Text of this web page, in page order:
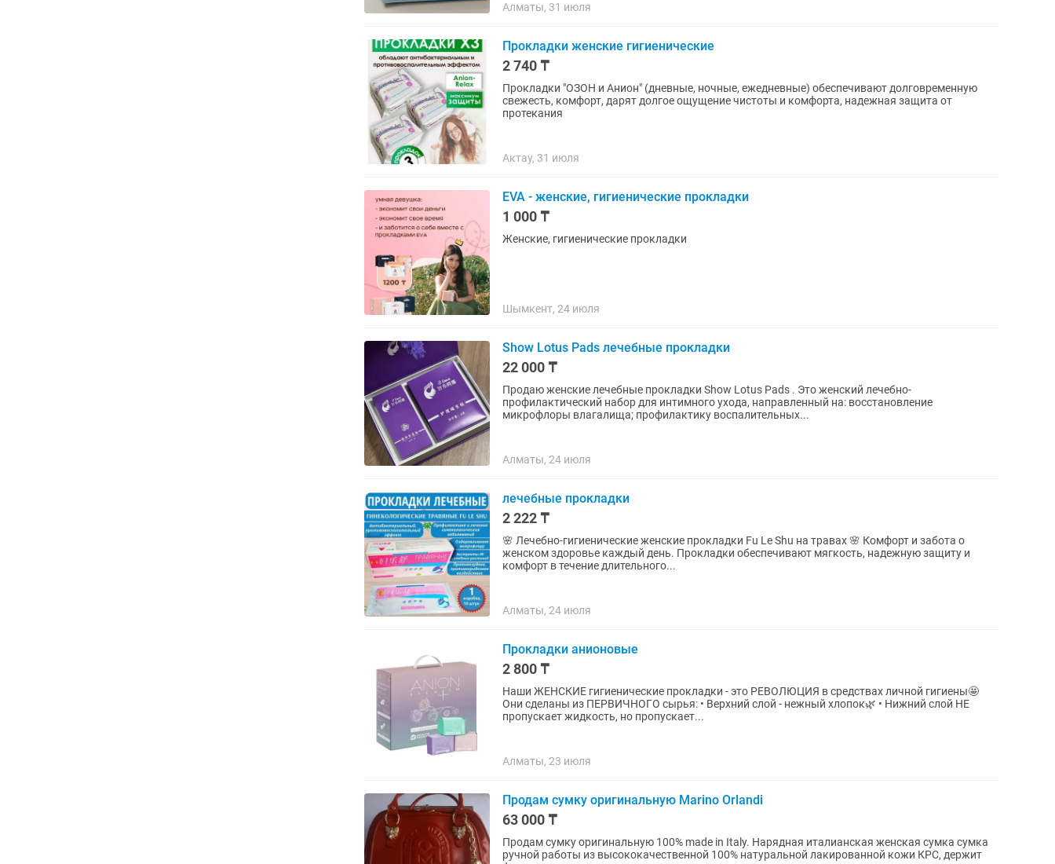
Алматы, 31 июля
Прокладки женские гигиенические
2 740 ₸
Прокладки "ОЗОН и Анион" (дневные, ночные, ежедневные) обеспечивают долговременную
свежесть, комфорт, дарят долгое ощущение чистоты и комфорта, надежная защита от
протекания
Актау, 31 июля
EVA - женские, гигиенические прокладки
1 000 ₸
Женские, гигиенические прокладки
Шымкент, 24 июля
Show Lotus Pads лечебные прокладки
22 000 ₸
Продаю женские лечебные прокладки Show Lotus Pads . Это женский лечебно-
профилактический набор для интимного ухода, направленный на: восстановление
микрофлоры влагалища; профилактику воспалительных...
Алматы, 24 июля
лечебные прокладки
2 222 ₸
🌸 Лечебно-гигиенические женские прокладки Fu Le Shu на травах 🌸 Комфорт и забота о
женском здоровье каждый день. Прокладки обеспечивают мягкость, надежную защиту и
комфорт в течение длительного...
Алматы, 24 июля
Прокладки анионовые
2 800 ₸
Наши ЖЕНСКИЕ гигиенические прокладки - это РЕВОЛЮЦИЯ в средствах личной гигиены🤩
Они сделаны из ПЕРВИЧНОГО сырья: • Верхний слой - нежный хлопок🌿 • Нижний слой НЕ
пропускает жидкость, но пропускает...
Алматы, 23 июля
Продам сумку оригинальную Marino Orlandi
63 000 ₸
Продам сумку оригинальную 100% made in Italy. Нарядная италианская женская сумка сумка
ручной работы из высококачественной 100% натуральной лакированной кожи КРС, держит